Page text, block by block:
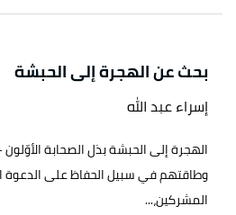
بحث عن الهجرة إلى الحبشة
إسراء عبد الله
الهجرة إلى الحبشة بذل الصحابة
وطاقتهم في سبيل الحفاظ على
المشركين،...